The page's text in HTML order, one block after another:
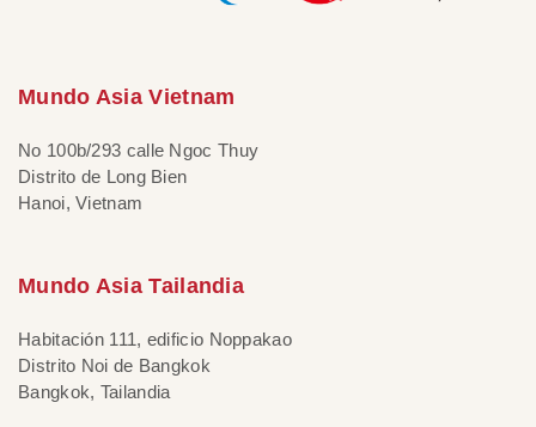
Mundo Asia Vietnam
No 100b/293 calle Ngoc Thuy
Distrito de Long Bien
Hanoi, Vietnam
Mundo Asia Tailandia
Habitación 111, edificio Noppakao
Distrito Noi de Bangkok
Bangkok, Tailandia